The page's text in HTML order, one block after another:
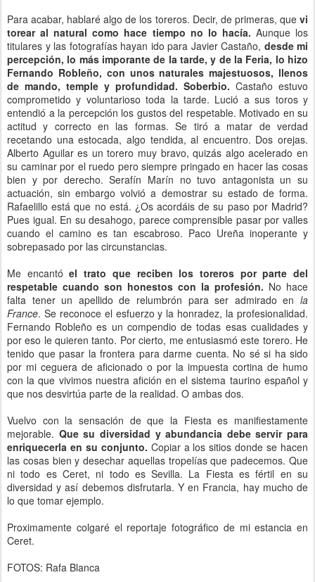
Para acabar, hablaré algo de los toreros. Decir, de primeras, que vi
torear al natural como hace tiempo no lo hacía. Aunque los
titulares y las fotografías hayan ido para Javier Castaño, desde mi
percepción, lo más imporante de la tarde, y de la Feria, lo hizo
Fernando Robleño, con unos naturales majestuosos, llenos
de mando, temple y profundidad. Soberbio. Castaño estuvo
comprometido y voluntarioso toda la tarde. Lució a sus toros y
entendió a la percepción los gustos del respetable. Motivado en su
actitud y correcto en las formas. Se tiró a matar de verdad
recetando una estocada, algo tendida, al encuentro. Dos orejas.
Alberto Aguilar es un torero muy bravo, quizás algo acelerado en
su caminar por el ruedo pero siempre pringado en hacer las cosas
bien y por derecho. Serafín Marín no tuvo antagonista un su
actuación, sin embargo volvió a demostrar su estado de forma.
Rafaelillo está que no está. ¿Os acordáis de su paso por Madrid?
Pues igual. En su desahogo, parece comprensible pasar por valles
cuando el camino es tan escabroso. Paco Ureña inoperante y
sobrepasado por las circunstancias.
Me encantóel trato que reciben los toreros por parte del
respetable cuando son honestos con la profesión. No hace
falta tener un apellido de relumbrón para ser admirado en la
France. Se reconoce el esfuerzo y la honradez, la profesionalidad.
Fernando Robleño es un compendio de todas esas cualidades y
por eso le quieren tanto. Por cierto, me entusiasmó este torero. He
tenido que pasar la frontera para darme cuenta. No sé si ha sido
por mi ceguera de aficionado o por la impuesta cortina de humo
con la que vivimos nuestra afición en el sistema taurino español y
que nos desvirtúa parte de la realidad. O ambas dos.
Vuelvo con la sensación de que la Fiesta es manifiestamente
mejorable. Que su diversidad y abundancia debe servir para
enriquecerla en su conjunto. Copiar a los sitios donde se hacen
las cosas bien y desechar aquellas tropelías que padecemos. Que
ni todo es Ceret, ni todo es Sevilla. La Fiesta es fértil en su
diversidad y así debemos disfrutarla. Y en Francia, hay mucho de
lo que tomar ejemplo.
Proximamente colgaré el reportaje fotográfico de mi estancia en
Ceret.
FOTOS: Rafa Blanca